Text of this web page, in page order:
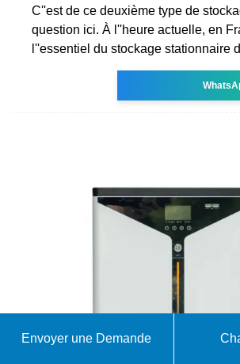
C''est de ce deuxième type de
question ici. À l''heure actuelle, en
l''essentiel du stockage stationnaire
Envoyer une Demande